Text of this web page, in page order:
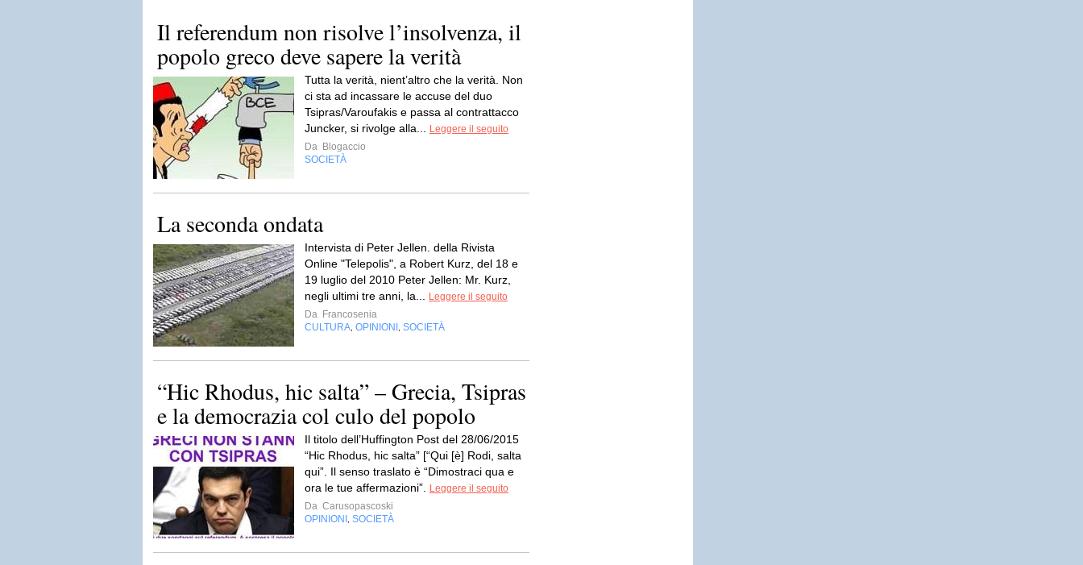
Il referendum non risolve l’insolvenza, il
popolo greco deve sapere la verità
Tutta la verità, nient’altro che la verità. Non
ci sta ad incassare le accuse del duo
Tsipras/Varoufakis e passa al contrattacco
Juncker, si rivolge alla...
Leggere il seguito
Da Blogaccio
SOCIETÀ
La seconda ondata
Intervista di Peter Jellen. della Rivista
Online "Telepolis", a Robert Kurz, del 18 e
19 luglio del 2010 Peter Jellen: Mr. Kurz,
negli ultimi tre anni, la...
Leggere il seguito
Da Francosenia
CULTURA OPINIONI SOCIETÀ
“Hic Rhodus, hic salta” – Grecia, Tsipras
e la democrazia col culo del popolo
Il titolo dell’Huffington Post del 28/06/2015
“Hic Rhodus, hic salta” [“Qui [è] Rodi, salta
qui”. Il senso traslato è “Dimostraci qua e
ora le tue affermazioni”.
Leggere il seguito
Da Carusopascoski
OPINIONI
SOCIETÀ